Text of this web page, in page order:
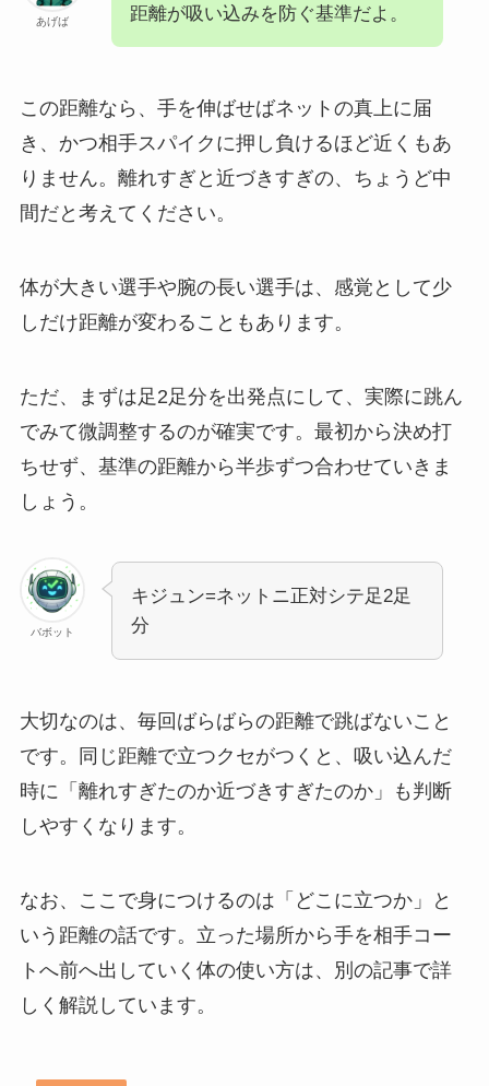
あげば
距離が吸い込みを防ぐ基準だよ。
この距離なら、手を伸ばせばネットの真上に届
き、かつ相手スパイクに押し負けるほど近くもあ
りません。離れすぎと近づきすぎの、ちょうど中
間だと考えてください。
体が大きい選手や腕の長い選手は、感覚として少
しだけ距離が変わることもあります。
ただ、まずは足2足分を出発点にして、実際に跳ん
でみて微調整するのが確実です。最初から決め打
ちせず、基準の距離から半歩ずつ合わせていきま
しょう。
バボット
キジュン=ネットニ正対シテ足2足
分
大切なのは、毎回ばらばらの距離で跳ばないこと
です。同じ距離で立つクセがつくと、吸い込んだ
時に「離れすぎたのか近づきすぎたのか」も判断
しやすくなります。
なお、ここで身につけるのは「どこに立つか」と
いう距離の話です。立った場所から手を相手コー
トへ前へ出していく体の使い方は、別の記事で詳
しく解説しています。